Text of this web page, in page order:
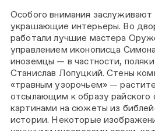
Особого внимания заслуживают
украшающие интерьеры. Во
работали лучшие мастера
управлением иконописца
иноземцы — в частности,
Станислав Лопуцкий. Стены
«травным узорочьем» —
отсылающим к образу
картинами на сюжеты из
истории. Некоторые